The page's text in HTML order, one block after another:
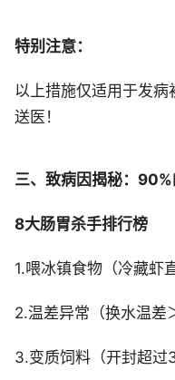
特别注意：
以上措施仅适用于发
送医！
三、致病因揭秘：90%
8大肠胃杀手排行榜
1.喂冰镇食物（冷藏虾
2.温差异常（换水温差
3.变质饲料（开封超过